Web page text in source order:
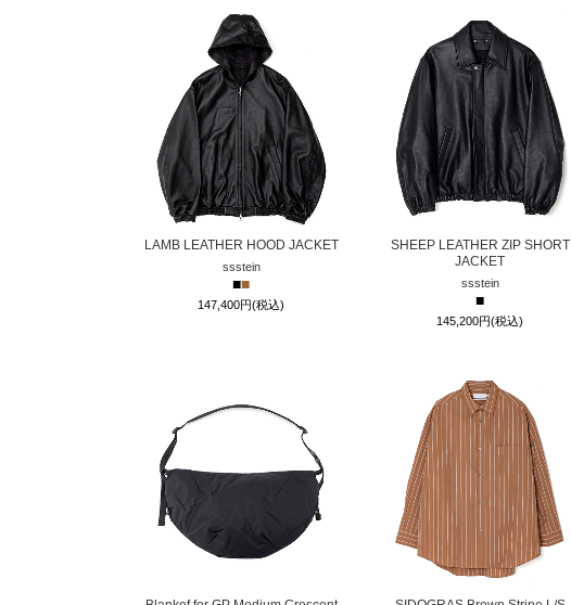
LAMB LEATHER HOOD JACKET
ssstein
■■
147,400円(税込)
SHEEP LEATHER ZIP SHORT
JACKET
ssstein
■
145,200円(税込)